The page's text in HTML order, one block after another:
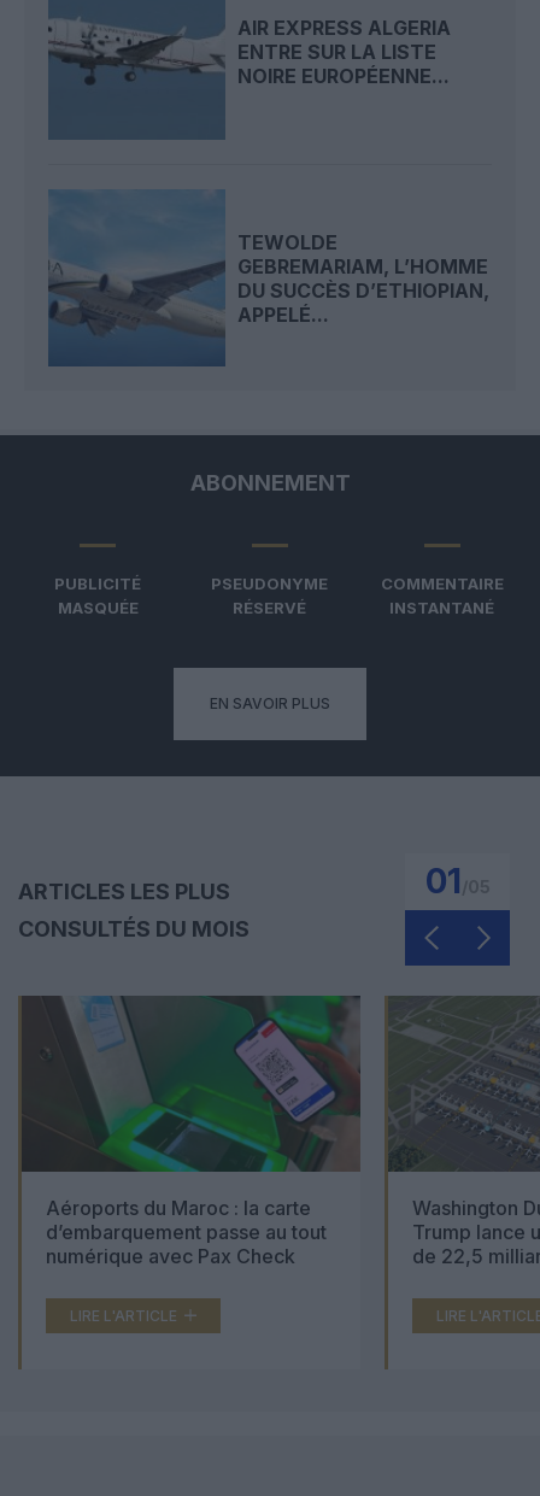
AIR EXPRESS ALGERIA
ENTRE SUR LA LISTE
NOIRE EUROPÉENNE...
TEWOLDE
GEBREMARIAM, L’HOMME
DU SUCCÈS D’ETHIOPIAN,
APPELÉ...
ABONNEMENT
PUBLICITÉ
MASQUÉE
PSEUDONYME
RÉSERVÉ
COMMENTAIRE
INSTANTANÉ
EN SAVOIR PLUS
ARTICLES LES PLUS
CONSULTÉS DU MOIS
01
Aéroports du Maroc : la carte
d’embarquement passe au tout
numérique avec Pax Check
LIRE L'ARTICLE
Washington
Trump lance
de 22,5
LIRE